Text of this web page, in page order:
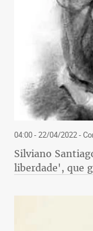
04:00 - 22/04/2022-
Silviano
liberdade', que